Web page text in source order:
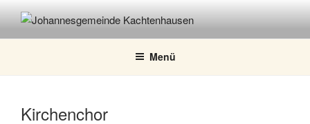
Inhalt
springenJOHANNESGEMEINDE
KACHTENHAUSEN
Menü
Kirchenchor